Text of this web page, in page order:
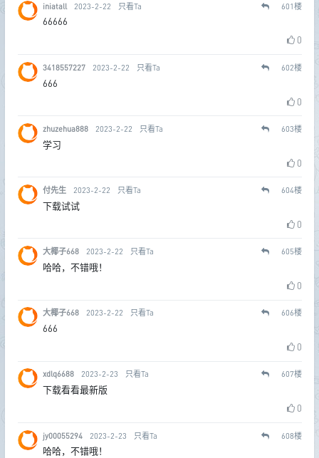
iniatall 2023-2-22 只看Ta 601楼
66666
0
3418557227 2023-2-22 只看Ta 602楼
666
0
zhuzehua888 2023-2-22 只看Ta 603楼
学习
0
付先生 2023-2-22 只看Ta 604楼
下载试试
0
大椰子668 2023-2-22 只看Ta 605楼
哈哈，不错哦！
0
大椰子668 2023-2-22 只看Ta 606楼
666
0
xdlq6688 2023-2-23 只看Ta 607楼
下载看看最新版
0
jy00055294 2023-2-23 只看Ta 608楼
哈哈，不错哦！